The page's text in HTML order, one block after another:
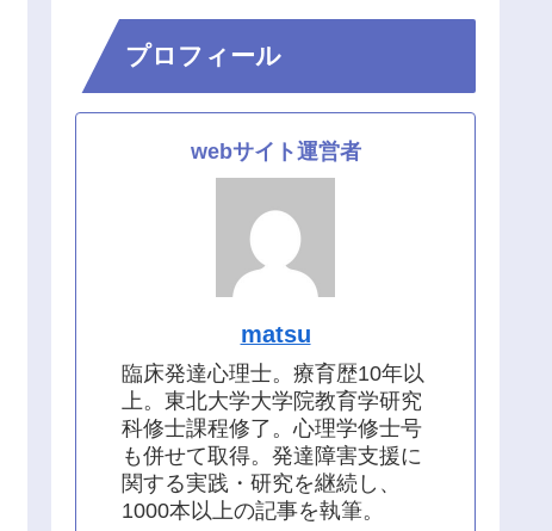
プロフィール
webサイト運営者
matsu
臨床発達心理士。療育歴10年以
上。東北大学大学院教育学研究
科修士課程修了。心理学修士号
も併せて取得。発達障害支援に
関する実践・研究を継続し、
1000本以上の記事を執筆。